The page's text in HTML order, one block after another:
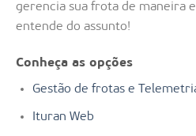
gerencia sua frota de maneira
entende do assunto!
Conheça as opções
Gestão de frotas e
Ituran Web